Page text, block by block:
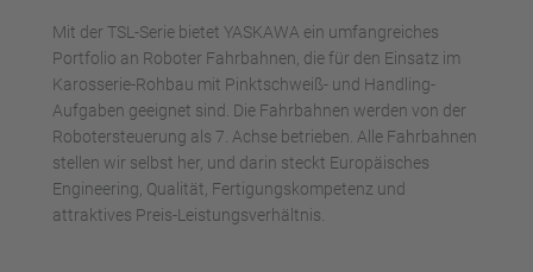
Mit der TSL-Serie bietet YASKAWA ein umfangreiches
Portfolio an Roboter Fahrbahnen, die für den Einsatz im
Karosserie-Rohbau mit Pinktschweiß- und Handling-
Aufgaben geeignet sind. Die Fahrbahnen werden von der
Robotersteuerung als 7. Achse betrieben. Alle Fahrbahnen
stellen wir selbst her, und darin steckt Europäisches
Engineering, Qualität, Fertigungskompetenz und
attraktives Preis-Leistungsverhältnis.